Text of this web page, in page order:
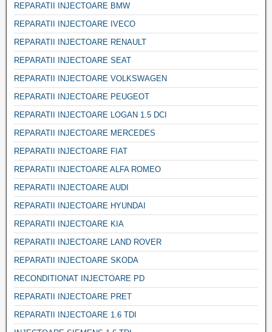
REPARATII INJECTOARE BMW
REPARATII INJECTOARE IVECO
REPARATII INJECTOARE RENAULT
REPARATII INJECTOARE SEAT
REPARATII INJECTOARE VOLKSWAGEN
REPARATII INJECTOARE PEUGEOT
REPARATII INJECTOARE LOGAN 1.5 DCI
REPARATII INJECTOARE MERCEDES
REPARATII INJECTOARE FIAT
REPARATII INJECTOARE ALFA ROMEO
REPARATII INJECTOARE AUDI
REPARATII INJECTOARE HYUNDAI
REPARATII INJECTOARE KIA
REPARATII INJECTOARE LAND ROVER
REPARATII INJECTOARE SKODA
RECONDITIONAT INJECTOARE PD
REPARATII INJECTOARE PRET
REPARATII INJECTOARE 1.6 TDI